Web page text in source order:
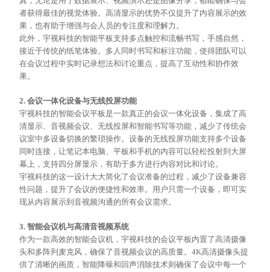
者获得最佳的视觉体验。高清显示的优势不仅提升了内容展示的效
果，也有助于增强与会人员的专注度和理解力。
此外，宇视科技的智能平板支持多点触控和流畅书写，手感自然，
接近于传统的纸笔体验。多人同时书写和标注功能，使得团队可以
在会议过程中实时记录想法和讨论重点，提高了互动性和协作效
果。
2. 会议一体化设备与无线投屏功能
宇视科技的智能会议平板是一款真正的会议一体化设备，集成了高
清显示、音视频会议、无线投屏和智能书写等功能，减少了传统会
议室中多设备切换的繁琐操作。设备的无线投屏功能支持多个设备
同时连接，让笔记本电脑、平板和手机的内容可以轻松投射到大屏
幕上，支持四分屏显示，有助于多方进行内容对比和讨论。
宇视科技的这一设计大大简化了会议准备的过程，减少了设备兼容
性问题，提升了会议的便捷性和效率。用户只需一个设备，即可实
现从内容展示到音视频沟通的所有会议需求。
3. 智能会议机与高清音视频系统
作为一款高效的智能会议机，宇视科技的会议平板内置了高清摄像
头和多阵列麦克风，确保了音视频会议的高质量。4K高清摄像头提
供了清晰的画质，智能降噪和回声消除技术则确保了会议中每一个